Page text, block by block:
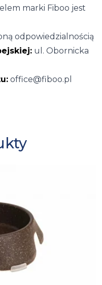
marki Fiboo jest
odpowiedzialnością
ul. Obornicka
office@fiboo.pl